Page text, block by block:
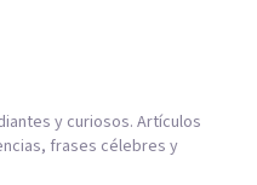
y curiosos. Artículos
frases célebres y